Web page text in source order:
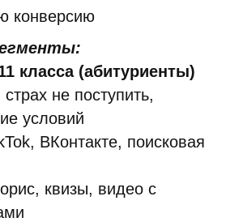
конверсию
класса (абитуриенты)
не поступить,
условий
ВКонтакте, поисковая
квизы, видео с